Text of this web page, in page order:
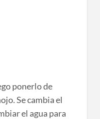
ponerlo de
Se cambia el
el agua para